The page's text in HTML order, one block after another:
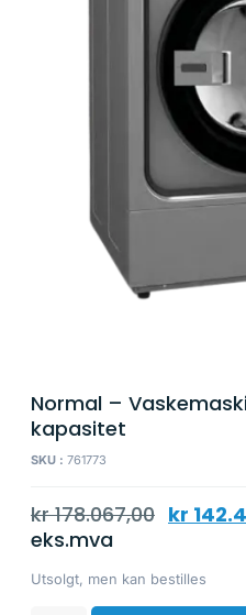
Normal –
kapasitet
SKU : 761773
kr178.067,00 kr
eks.mva
Utsolgt, men kan bestilles